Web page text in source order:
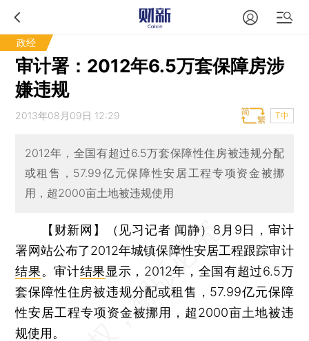
政经
审计署：2012年6.5万套保障房涉
嫌违规
2013年08月09日 12:29 T中
2012年，全国有超过6.5万套保障性住房被违规分配
或租售，57.99亿元保障性安居工程专项资金被挪
用，超2000亩土地被违规使用
【财新网】（见习记者 闻静） 8月9日，审计
署网站公布了2012年城镇保障性安居工程跟踪审计
结果。审计结果显示，2012年，全国有超过6.5万
套保障性住房被违规分配或租售，57.99亿元保障
性安居工程专项资金被挪用，超2000亩土地被违
规使用。